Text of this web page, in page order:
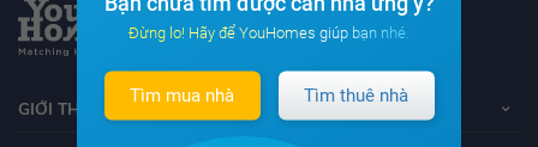
GIỚI THIỆU VỀ YOUHOMES
Đừng lo! Hãy để YouHomes giúp bạn nhé.
Tìm mua nhà Tìm thuê nhà